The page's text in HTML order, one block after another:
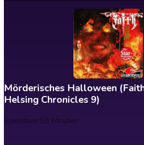
Mörderisches Halloween
Helsing Chronicles 9)
Spieldauer58 Minuten